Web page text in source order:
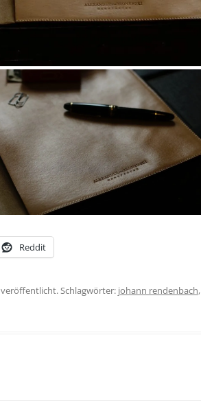
Reddit
veröffentlicht. Schlagwörter: johann rendenbach,